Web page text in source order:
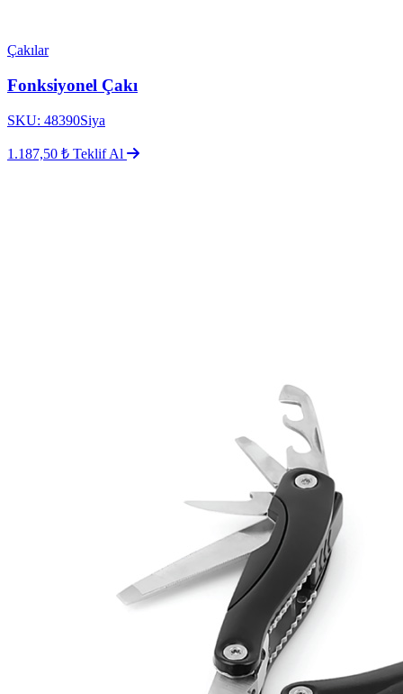
Çakılar
Fonksiyonel Çakı
SKU: 48390Siya
1.187,50 ₺ Teklif Al